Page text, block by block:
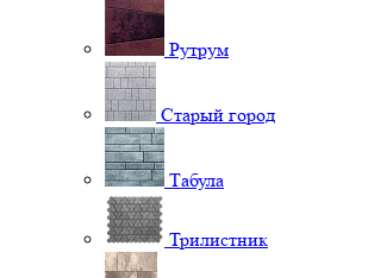
Рутрум
Старый город
Табула
Трилистник